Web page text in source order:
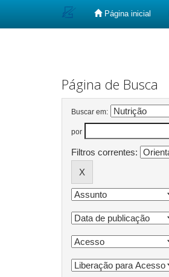
Página inicial
Página de Busca
Buscar em:
por
Filtros correntes: